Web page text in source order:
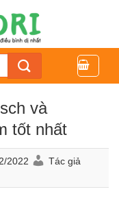
và
tốt nhất
2022
Tác giả